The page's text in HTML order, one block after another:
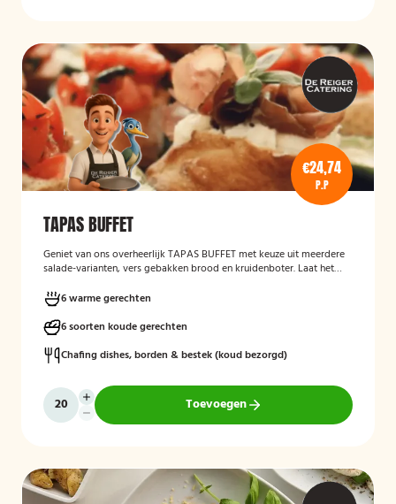
€24,74
P.P
TAPAS BUFFET
Geniet van ons overheerlijk TAPAS BUFFET met keuze uit meerdere
salade-varianten, vers gebakken brood en kruidenboter. Laat het
6 warme gerechten
6 soorten koude gerechten
Chafing dishes, borden & bestek (koud bezorgd)
Toevoegen